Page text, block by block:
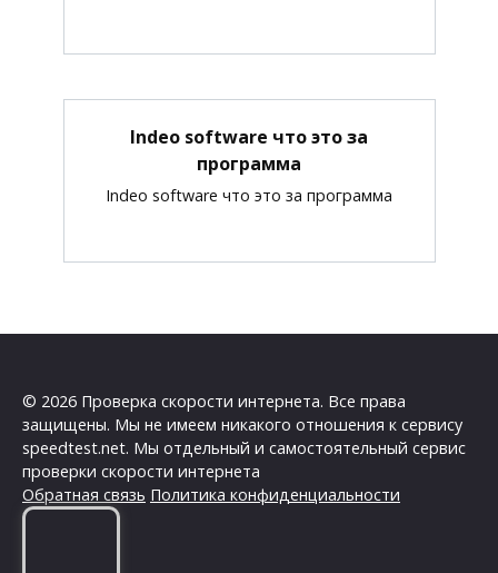
Indeo software что это за
программа
Indeo software что это за программа
© 2026 Проверка скорости интернета. Все права
защищены. Мы не имеем никакого отношения к сервису
speedtest.net. Мы отдельный и самостоятельный сервис
проверки скорости интернета
Обратная связь Политика конфиденциальности